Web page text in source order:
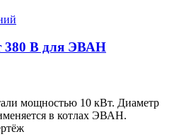
380 В для ЭВАН
мощностью 10 кВт. Диаметр
в котлах ЭВАН.